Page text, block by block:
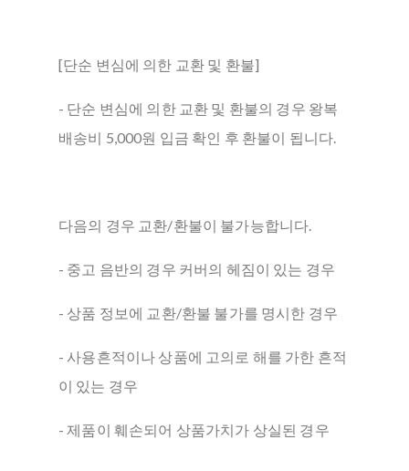
[단순 변심에 의한 교환 및 환불]
- 단순 변심에 의한 교환 및 환불의 경우 왕복
배송비 5,000원 입금 확인 후 환불이 됩니다.
다음의 경우 교환/환불이 불가능합니다.
- 중고 음반의 경우 커버의 헤짐이 있는 경우
- 상품 정보에 교환/환불 불가를 명시한 경우
- 사용흔적이나 상품에 고의로 해를 가한 흔적
이 있는 경우
- 제품이 훼손되어 상품가치가 상실된 경우